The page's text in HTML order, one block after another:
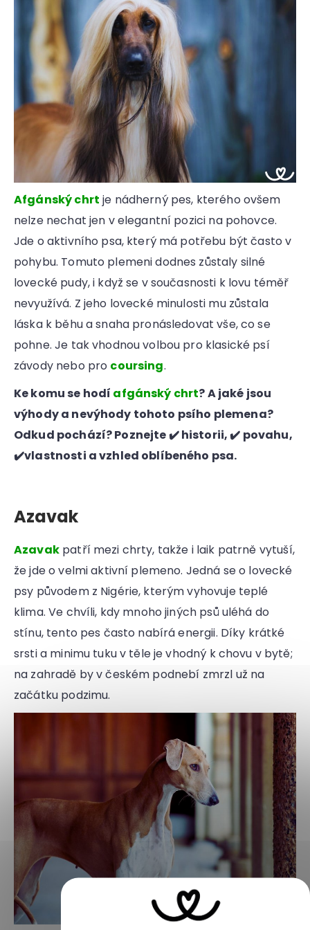
Afgánský chrt je nádherný pes, kterého ovšem
nelze nechat jen v elegantní pozici na pohovce.
Jde o aktivního psa, který má potřebu být často v
pohybu. Tomuto plemeni dodnes zůstaly silné
lovecké pudy, i když se v současnosti k lovu téměř
nevyužívá. Z jeho lovecké minulosti mu zůstala
láska k běhu a snaha pronásledovat vše, co se
pohne. Je tak vhodnou volbou pro klasické psí
závody nebo pro coursing.
Ke komu se hodí afgánský chrt? A jaké jsou
výhody a nevýhody tohoto psího plemena?
Odkud pochází? Poznejte ✔️ historii, ✔️ povahu,
✔️vlastnosti a vzhled oblíbeného psa.
Azavak
Azavakpatří mezi chrty, takže i laik patrně vytuší,
že jde o velmi aktivní plemeno. Jedná se o lovecké
psy původem z Nigérie, kterým vyhovuje teplé
klima. Ve chvíli, kdy mnoho jiných psů uléhá do
stínu, tento pes často nabírá energii. Díky krátké
srsti a minimu tuku v těle je vhodný k chovu v bytě;
na zahradě by v českém podnebí zmrzl už na
začátku podzimu.